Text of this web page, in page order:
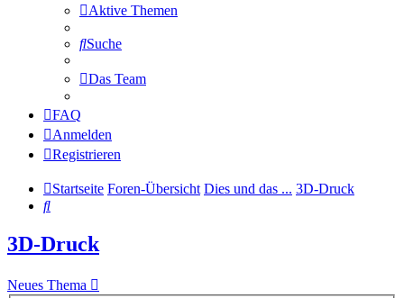
Aktive Themen
Suche
Das Team
FAQ
Anmelden
Registrieren
Startseite Foren-Übersicht Dies und das ... 3D-Druck
Suche
3D-Druck
Neues Thema